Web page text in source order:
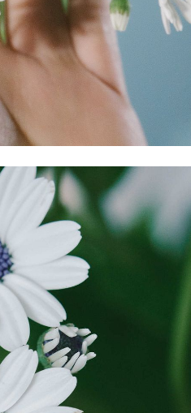
ビスですか？
サービスではありません。好
だけます。
ますか？
配送には対応しておりませ
？
送しているため、お届け日の
間帯は、発送後にクロネコヤ
。
すか？
ャンセル可能です。